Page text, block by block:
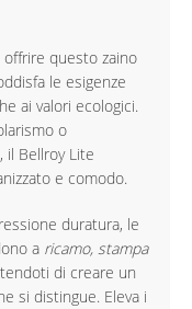
offrire questo zaino
le esigenze
ai valori ecologici.
o
il Bellroy Lite
e comodo.
duratura, le
a ricamo, stampa
di creare un
si distingue. Eleva i